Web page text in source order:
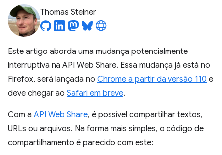
Thomas Steiner
Este artigo aborda uma mudança potencialmente
interruptiva na API Web Share. Essa mudança já está no
Firefox, será lançada no Chrome a partir da versão 110 e
deve chegar ao Safari em breve.
Com a API Web Share, é possível compartilhar textos,
URLs ou arquivos. Na forma mais simples, o código de
compartilhamento é parecido com este: